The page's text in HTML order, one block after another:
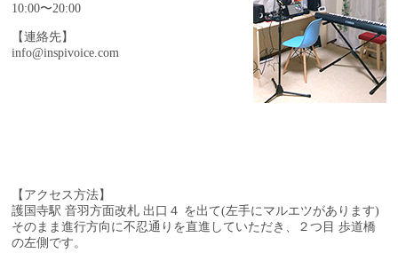
10:00〜20:00
【連絡先】
info@inspivoice.com
【アクセス方法】
護国寺駅 音羽方面改札 出口４ を出て(左手にマルエツがあります)
そのまま進行方向に不忍通りを直進していただき、
２つ目 歩道橋
の左側です。